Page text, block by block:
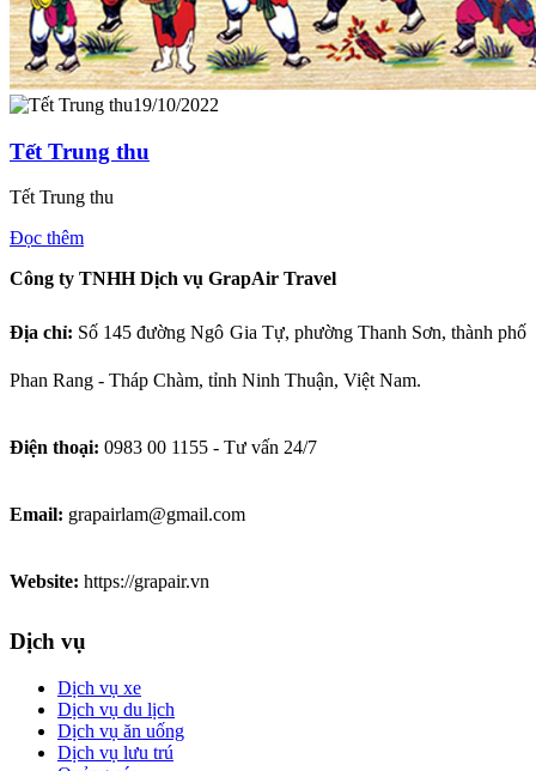
19/10/2022
Tết Trung thu
Tết Trung thu
Đọc thêm
Công ty TNHH Dịch vụ GrapAir Travel
Địa chỉ: Số 145 đường Ngô Gia Tự, phường Thanh Sơn, thành phố
Phan Rang - Tháp Chàm, tỉnh Ninh Thuận, Việt Nam.
Điện thoại: 0983 00 1155 - Tư vấn 24/7
Email: grapairlam@gmail.com
Website: https://grapair.vn
Dịch vụ
Dịch vụ xe
Dịch vụ du lịch
Dịch vụ ăn uống
Dịch vụ lưu trú